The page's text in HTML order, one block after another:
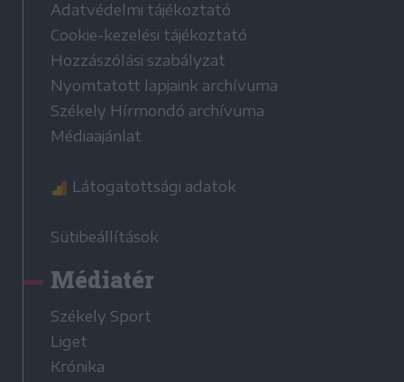
Adatvédelmi tájékoztató
Cookie-kezelési tájékoztató
Hozzászólási szabályzat
Nyomtatott lapjaink archívuma
Székely Hírmondó archívuma
Médiaajánlat
Látogatottsági adatok
Sütibeállítások
Médiatér
Székely Sport
Liget
Krónika